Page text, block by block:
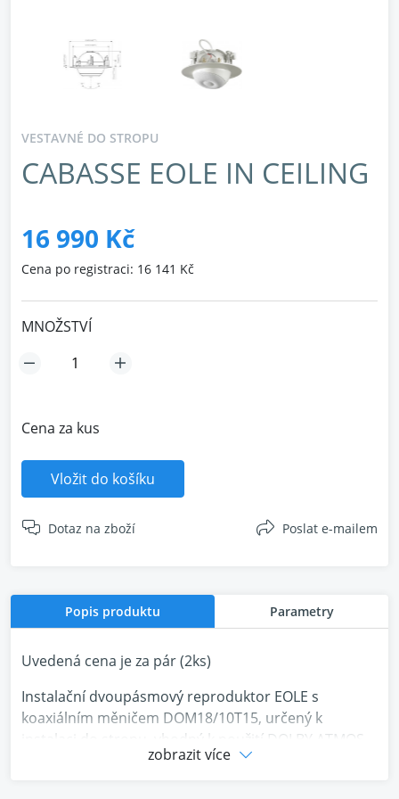
VESTAVNÉ DO STROPU
CABASSE EOLE IN CEILING
16 990 Kč
Cena po registraci: 16 141 Kč
MNOŽSTVÍ
Cena za kus
Vložit do košíku
Dotaz na zboží Poslat e-mailem
Popis produktu Parametry
Uvedená cena je za pár (2ks)
Instalační dvoupásmový reproduktor EOLE s
koaxiálním měničem DOM18/10T15, určený k
instalaci do stropu, vhodný k použití DOLBY ATMOS.
Reproduktor se snadno natáčí každým směrem.
zobrazit více